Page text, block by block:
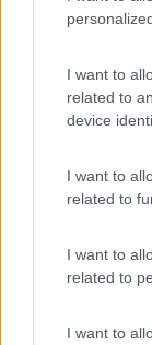
I want to
related to
device
I want to
related to
I want to
related to
I want to